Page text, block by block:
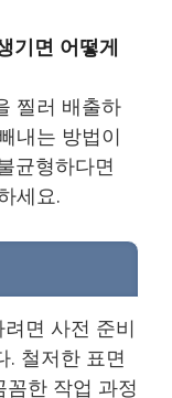
기면 어떻게
찔러 배출하
내는 방법이
균형하다면
세요.
면 사전 준비
. 철저한 표면
한 작업 과정